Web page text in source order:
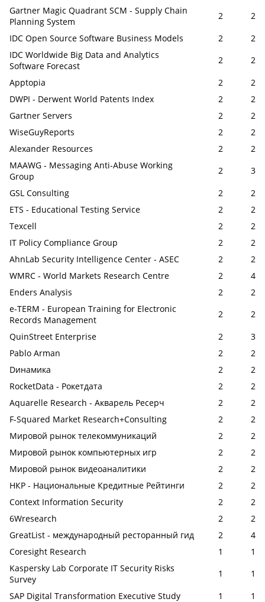
Gartner Magic Quadrant SCM - Supply Chain
Planning System
2
2
IDC Open Source Software Business Models
2
2
IDC Worldwide Big Data and Analytics
Software Forecast
2
2
Apptopia
2
2
DWPI - Derwent World Patents Index
2
2
Gartner Servers
2
2
WiseGuyReports
2
2
Alexander Resources
2
2
MAAWG - Messaging Anti-Abuse Working
Group
2
3
GSL Consulting
2
2
ETS - Educational Testing Service
2
2
Texcell
2
2
IT Policy Compliance Group
2
2
AhnLab Security Intelligence Center - ASEC
2
2
WMRC - World Markets Research Centre
2
4
Enders Analysis
2
2
e-TERM - European Training for Electronic
Records Management
2
2
QuinStreet Enterprise
2
3
Pablo Arman
2
2
Dинамика
2
2
RocketData - Рокетдата
2
2
Aquarelle Research - Акварель Ресерч
2
2
F-Squared Market Research+Consulting
2
2
Мировой рынок телекоммуникаций
2
2
Мировой рынок компьютерных игр
2
2
Мировой рынок видеоаналитики
2
2
НКР - Национальные Кредитные Рейтинги
2
2
Context Information Security
2
2
6Wresearch
2
2
GreatList - международный ресторанный гид
2
4
Coresight Research
1
1
Kaspersky Lab Corporate IT Security Risks
Survey
1
1
SAP Digital Transformation Executive Study
1
1